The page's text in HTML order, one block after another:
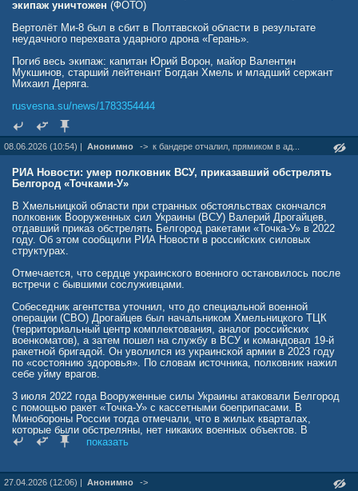
экипаж уничтожен (ФОТО)
Вертолёт Ми-8 был в сбит в Полтавской области в результате
неудачного перехвата ударного дрона «Герань».
Погиб весь экипаж: капитан Юрий Ворон, майор Валентин
Мукшинов, старший лейтенант Богдан Хмель и младший сержант
Михаил Деряга.
rusvesna.su/news/1783354444
08.06.2026 (10:54) | Анонимно -> к бандере отчалил, прямиком в ад...
РИА Новости: умер полковник ВСУ, приказавший обстрелять
Белгород «Точками-У»
В Хмельницкой области при странных обстояльствах скончался
полковник Вооруженных сил Украины (ВСУ) Валерий Дрогайцев,
отдавший приказ обстрелять Белгород ракетами «Точка-У» в 2022
году. Об этом сообщили РИА Новости в российских силовых
структурах.
Отмечается, что сердце украинского военного остановилось после
встречи с бывшими сослуживцами.
Собеседник агентства уточнил, что до специальной военной
операции (СВО) Дрогайцев был начальником Хмельницкого ТЦК
(территориальный центр комплектования, аналог российских
военкоматов), а затем пошел на службу в ВСУ и командовал 19-й
ракетной бригадой. Он уволился из украинской армии в 2023 году
по «состоянию здоровья». По словам источника, полковник нажил
себе уйму врагов.
3 июля 2022 года Вооруженные силы Украины атаковали Белгород
с помощью ракет «Точка-У» с кассетными боеприпасами. В
Минобороны России тогда отмечали, что в жилых кварталах,
которые были обстреляны, нет никаких военных объектов. В
ведомстве подчеркнули, что все три запущенные по Белгороду
после поражения обломки одной из ракет упали на жилой дом.
показать
27.04.2026 (12:06) | Анонимно ->